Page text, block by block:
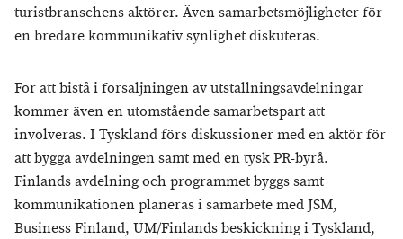
turistbranschens aktörer. Även samarbetsmöjligheter för
en bredare kommunikativ synlighet diskuteras.
För att bistå i försäljningen av utställningsavdelningar
kommer även en utomstående samarbetspart att
involveras. I Tyskland förs diskussioner med en aktör för
att bygga avdelningen samt med en tysk PR-byrå.
Finlands avdelning och programmet byggs samt
kommunikationen planeras i samarbete med JSM,
Business Finland, UM/Finlands beskickning i Tyskland,